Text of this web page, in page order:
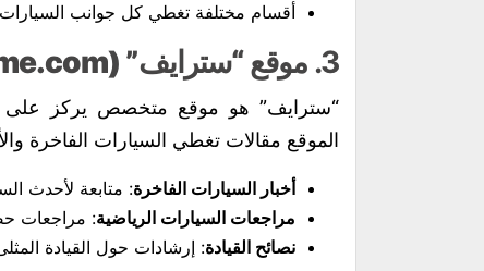
أقسام مختلفة تغطي كل جوانب
3. موقع “سترايف” (Striveme.com)
“سترايف” هو موقع متخصص يركز على
الموقع مقالات تغطي السيارات الفاخرة
أخبار السيارات الفاخرة: متابعة لأحدث
مراجعات السيارات الرياضية: مراجعات
نصائح القيادة: إرشادات حول القيادة